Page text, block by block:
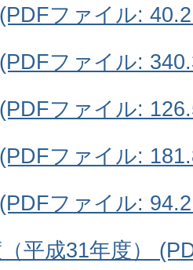
ファイル:
ファイル:
ファイル:
ファイル:
ファイル:
平成31年度）